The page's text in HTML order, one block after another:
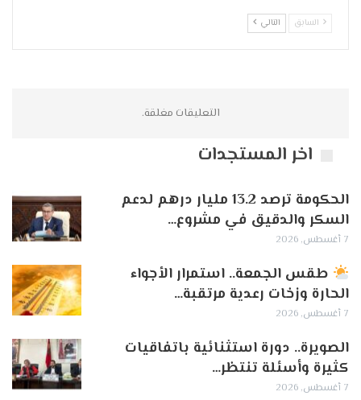
السابق التالي
التعليقات مغلقة.
اخر المستجدات
الحكومة ترصد 13.2 مليار درهم لدعم
السكر والدقيق في مشروع…
7 أغسطس, 2026
طقس الجمعة.. استمرار الأجواء
الحارة وزخات رعدية مرتقبة…
7 أغسطس, 2026
الصويرة.. دورة استثنائية باتفاقيات
كثيرة وأسئلة تنتظر…
7 أغسطس, 2026